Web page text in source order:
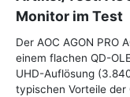
Monitor im Test
Der AOC AGON PRO
einem flachen QD-
UHD-Auflösung
typischen Vorteile der